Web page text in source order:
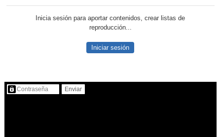
Inicia sesión para aportar contenidos, crear listas de
reproducción...
Iniciar sesión
Contenido protegido…